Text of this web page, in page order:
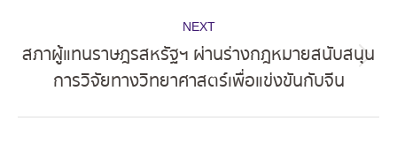
NEXT
post:
สภาผู้แทนราษฎรสหรัฐฯ ผ่านร่างกฎหมายสนับสนุน
การวิจัยทางวิทยาศาสตร์เพื่อแข่งขันกับจีน